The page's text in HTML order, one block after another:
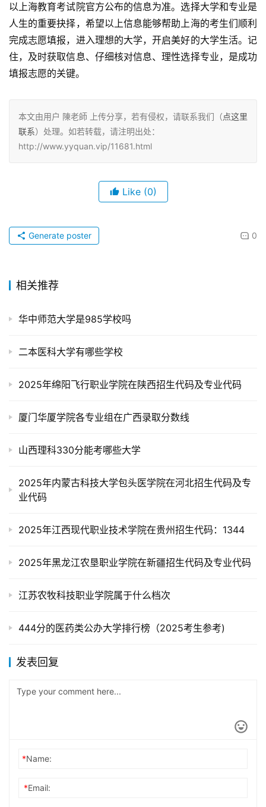
以上海教育考试院官方公布的信息为准。选择大学和专业是
人生的重要抉择，希望以上信息能够帮助上海的考生们顺利
完成志愿填报，进入理想的大学，开启美好的大学生活。记
住，及时获取信息、仔细核对信息、理性选择专业，是成功
填报志愿的关键。
本文由用户 陳老師 上传分享，若有侵权，请联系我们（点这里
联系）处理。如若转载，请注明出处：
http://www.yyquan.vip/11681.html
Like (0)
0
Generate poster
相关推荐
华中师范大学是985学校吗
二本医科大学有哪些学校
2025年绵阳飞行职业学院在陕西招生代码及专业代码
厦门华厦学院各专业组在广西录取分数线
山西理科330分能考哪些大学
2025年内蒙古科技大学包头医学院在河北招生代码及专
业代码
2025年江西现代职业技术学院在贵州招生代码：1344
2025年黑龙江农垦职业学院在新疆招生代码及专业代码
江苏农牧科技职业学院属于什么档次
444分的医药类公办大学排行榜（2025考生参考)
发表回复
*Name:
*Email: